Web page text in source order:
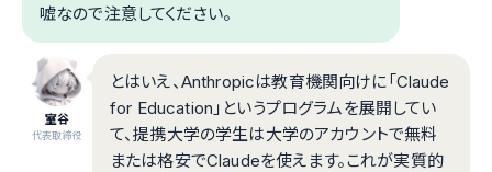
嘘なので注意してください。
室谷
代表取締役
とはいえ、Anthropicは教育機関向けに「Claude
for Education」というプログラムを展開してい
て、提携大学の学生は大学のアカウントで無料
または格安でClaudeを使えます。これが実質的